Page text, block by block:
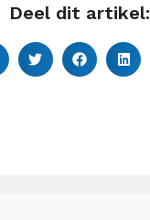
Deel dit artikel: